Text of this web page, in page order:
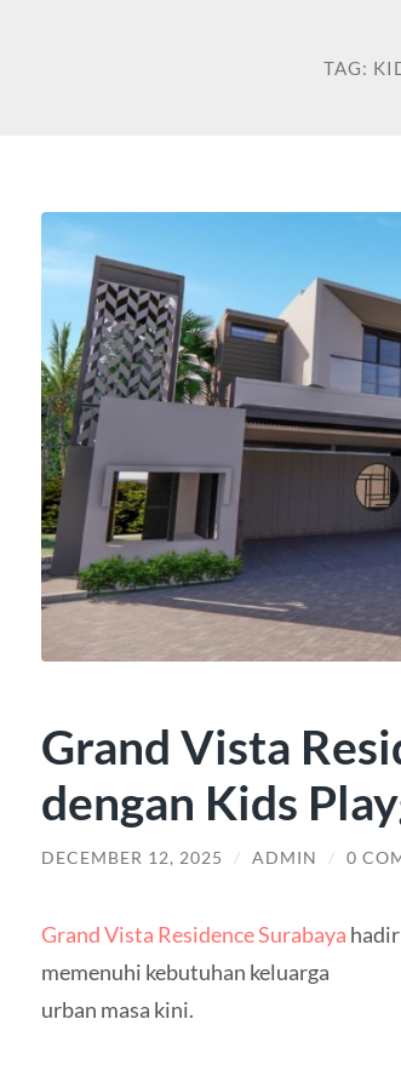
TAG:
Grand Vista
dengan Kids
DECEMBER 12, 2025 / ADMIN / 0
Grand Vista Residence Surabaya
memenuhi kebutuhan keluarga
urban masa kini.